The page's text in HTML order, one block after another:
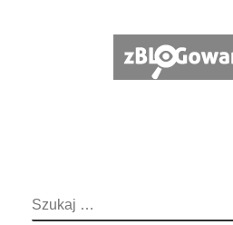
SZUKAJ